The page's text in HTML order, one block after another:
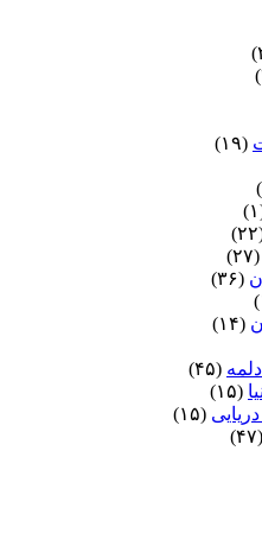
(۱۹)
(۲۷)
(۳۶)
(۱۴)
(۴۵)
(۱۵)
(۱۵)
(۴۷)